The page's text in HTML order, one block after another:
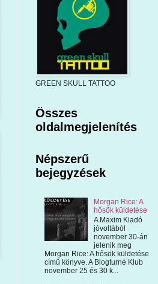
GREEN SKULL TATTOO
Összes
oldalmegjelenítés
Népszerű
bejegyzések
Morgan Rice: A
hősök küldetése
A Maxim Kiadó
jóvoltából
november 30-án
jelenik meg
Morgan Rice: A hősök küldetése
című könyve. A Blogturné Klub
november 25 és 30 k...